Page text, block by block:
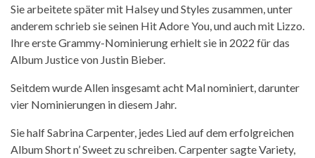
Sie arbeitete später mit Halsey und Styles zusammen, unter
anderem schrieb sie seinen HitAdore You, und auch mit Lizzo.
Ihre erste Grammy-Nominierung erhielt sie in 2022 für das
Album Justicevon Justin Bieber.
Seitdem wurde Allen insgesamt acht Mal nominiert, darunter
vier Nominierungen in diesem Jahr.
Sie half Sabrina Carpenter, jedes Lied auf dem erfolgreichen
AlbumShort n’ Sweet zu schreiben. Carpenter sagteVariety,